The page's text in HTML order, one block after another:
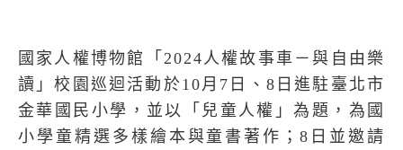
國家人權博物館「2024人權故事車－與自由樂
讀」校園巡迴活動於10月7日、8日進駐臺北市
金華國民小學，並以「兒童人權」為題，為國
小學童精選多樣繪本與童書著作；8日並邀請